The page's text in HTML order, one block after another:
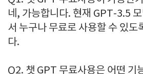
네, 가능합니다. 현재 GPT-3.5
서 누구나 무료로 사용할 수 있도
다.
Q2. 챗 GPT 무료사용은 어떤 기